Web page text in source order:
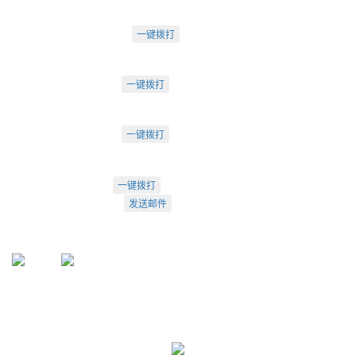
一键拨打
一键拨打
一键拨打
一键拨打
发送邮件